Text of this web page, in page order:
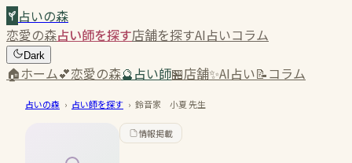
占いの森
恋愛の森占い師を探す店舗を探すAI占いコラム
Dark
🏠ホーム💕恋愛の森🔮占い師🏪店舗✨AI占い📝コラム
占いの森 › 占い師を探す › 鈴音家 小夏先生
情報掲載